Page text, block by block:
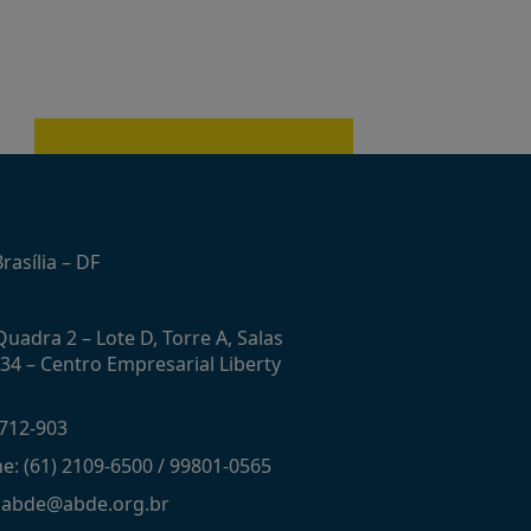
– DF
2 – Lote D, Torre A, Salas
– Centro Empresarial Liberty
903
(61) 2109-6500 / 99801-0565